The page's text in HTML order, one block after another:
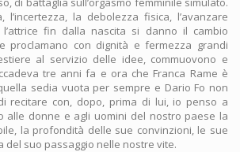
l’incertezza, la debolezza fisica, l’avanzare
fin dalla nascita si danno il cambio
proclamano con dignità e fermezza grandi
al servizio delle idee, commuovono e
tre anni fa e ora che Franca Rame è
sedia vuota per sempre e Dario Fo non
recitare con, dopo, prima di lui, io penso a
alle donne e agli uomini del nostro paese la
la profondità delle sue convinzioni, le sue
del suo passaggio nelle nostre vite.